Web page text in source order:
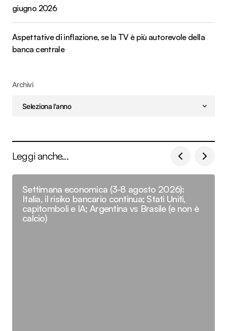
giugno 2026
Aspettative di inflazione, se la TV è più autorevole della
banca centrale
Archivi
Leggi anche...
Settimana economica (3-8 agosto 2026):
Italia, il risiko bancario continua; Stati Uniti,
capitomboli e IA; Argentina vs Brasile (e non è
calcio)